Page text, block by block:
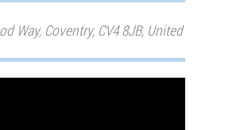
Way, Coventry, CV4 8JB, United